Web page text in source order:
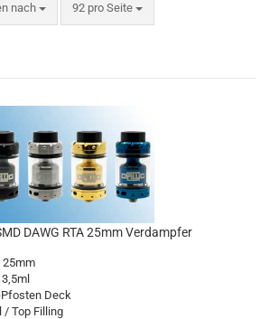
nach 92 pro Seite
DAWG RTA 25mm Verdampfer
25mm
Deck
/ Top Filling